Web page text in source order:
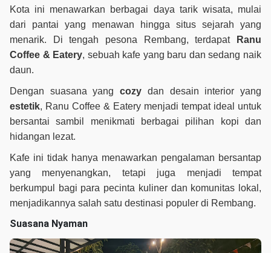
Kota ini menawarkan berbagai daya tarik wisata, mulai
dari pantai yang menawan hingga situs sejarah yang
menarik. Di tengah pesona Rembang, terdapat
Ranu
Coffee & Eatery, sebuah kafe yang baru dan sedang naik
daun.
Dengan suasana yangcozy dan desain interior yang
estetik, Ranu Coffee & Eatery menjadi tempat ideal untuk
bersantai sambil menikmati berbagai pilihan kopi dan
hidangan lezat.
Kafe ini tidak hanya menawarkan pengalaman bersantap
yang menyenangkan, tetapi juga menjadi tempat
berkumpul bagi para pecinta kuliner dan komunitas lokal,
menjadikannya salah satu destinasi populer di Rembang.
Suasana Nyaman